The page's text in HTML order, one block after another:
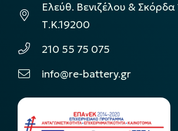
Ελεύθ. Βενιζέλου & Σκόρδα
Τ.Κ.19200
210 55 75 075
info@re-battery.gr